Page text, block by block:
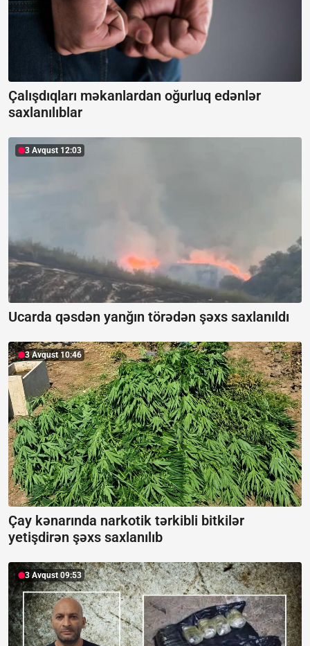
Çalışdıqları məkanlardan oğurluq edənlər
saxlanılıblar
3 Avqust 12:03
Ucarda qəsdən yanğın törədən şəxs saxlanıldı
3 Avqust 10:46
Çay kənarında narkotik tərkibli bitkilər
yetişdirən şəxs saxlanılıb
3 Avqust 09:53